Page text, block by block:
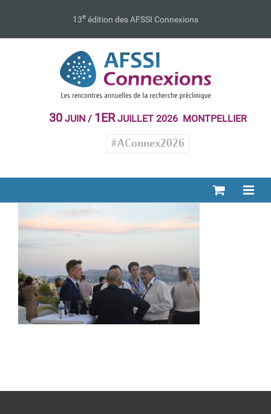
13e édition des AFSSI Connexions
30JUIN / 1ERJUILLET 2026 MONTPELLIER
#AConnex2026